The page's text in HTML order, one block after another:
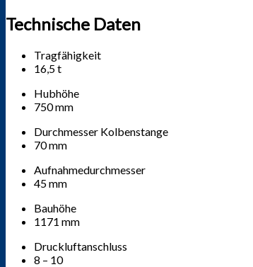
Technische Daten
Tragfähigkeit
16,5 t
Hubhöhe
750 mm
Durchmesser Kolbenstange
70 mm
Aufnahmedurchmesser
45 mm
Bauhöhe
1171 mm
Druckluftanschluss
8 – 10